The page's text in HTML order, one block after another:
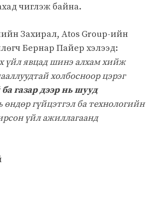
чиглэж байна.
Захирал, Atos Group-ийн
Бернар Пайер хэлээд:
үйл явцад шинэ алхам хийж
холбосноор цэрэг
газар дээр нь шууд
гүйцэтгэл ба технологийн
үйл ажиллагаанд